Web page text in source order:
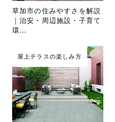
草加市の住みやすさを解説
｜治安・周辺施設・子育て
環...
屋上テラスの楽しみ方